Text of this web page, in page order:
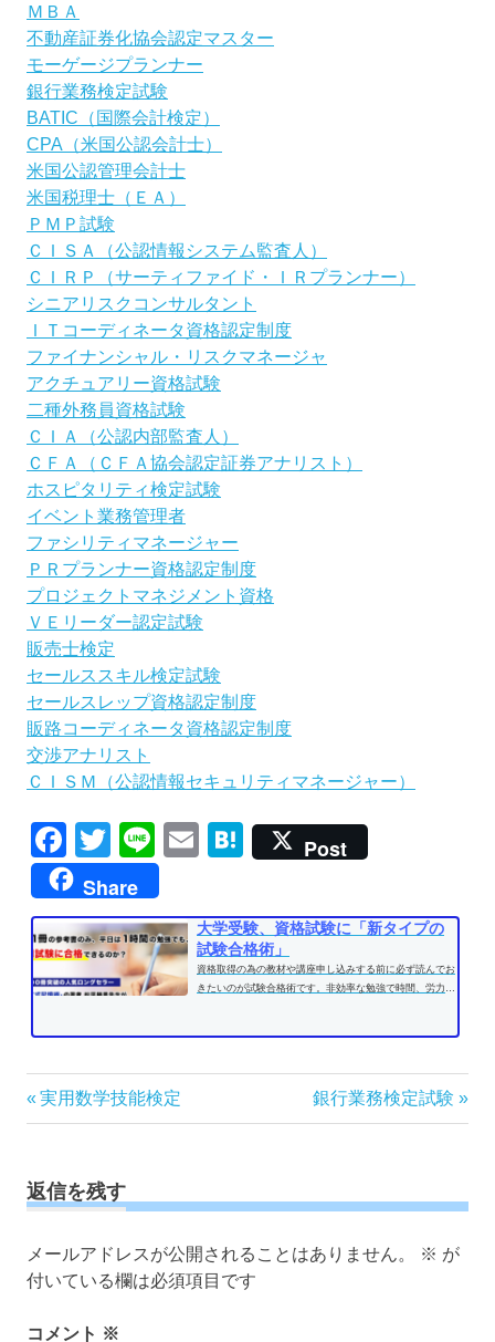
ＭＢＡ
不動産証券化協会認定マスター
モーゲージプランナー
銀行業務検定試験
BATIC（国際会計検定）
CPA（米国公認会計士）
米国公認管理会計士
米国税理士（ＥＡ）
ＰＭＰ試験
ＣＩＳＡ（公認情報システム監査人）
ＣＩＲＰ（サーティファイド・ＩＲプランナー）
シニアリスクコンサルタント
ＩＴコーディネータ資格認定制度
ファイナンシャル・リスクマネージャ
アクチュアリー資格試験
二種外務員資格試験
ＣＩＡ（公認内部監査人）
ＣＦＡ（ＣＦＡ協会認定証券アナリスト）
ホスピタリティ検定試験
イベント業務管理者
ファシリティマネージャー
ＰＲプランナー資格認定制度
プロジェクトマネジメント資格
ＶＥリーダー認定試験
販売士検定
セールススキル検定試験
セールスレップ資格認定制度
販路コーディネータ資格認定制度
交渉アナリスト
ＣＩＳＭ（公認情報セキュリティマネージャー）
Facebook
TwitterLineEmailHatena
Post
Share
大学受験、資格試験に「新タイプの
試験合格術」
資格取得の為の教材や講座申し込みする前に必ず読んでお
きたいのが試験合格術です。非効率な勉強で時間、労力を
投
稿
ビ
ゲ
シ
ン
前
の
事:
実用数学技能検定
次
の
銀行業務検定試験
返信を残す
メールアドレスが公開されることはありません。 ※ が
付いている欄は必須項目です
コメント ※